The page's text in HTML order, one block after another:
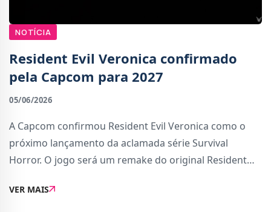
NOTÍCIA
Resident Evil Veronica confirmado
pela Capcom para 2027
05/06/2026
A Capcom confirmou Resident Evil Veronica como o
próximo lançamento da aclamada série Survival
Horror. O jogo será um remake do original Resident
foram reveladas muitas informações, além d
VER MAIS